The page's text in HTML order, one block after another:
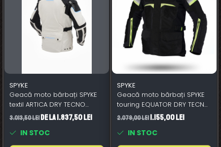
SPYKE
Geacă moto bărbați SPYKE
textil ARTICA DRY TECNO
gri/negru/albastru
3.013,50 Leide la 1.837,50 Lei
IN STOC
SPYKE
Geacă moto bărbați SPYKE
touring EQUATOR DRY TECNO
negru/Antracit/galben aprins
2.079,00 Lei1.155,00 Lei
IN STOC